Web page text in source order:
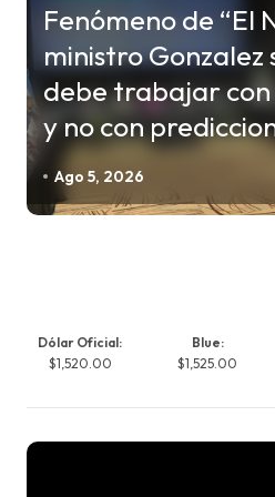
Fenómeno de “El
ministro Gonzalez
debe trabajar
y no con
Ago 5, 2026
Dólar Oficial:
$1,520.00
Blue:
$1,525.00